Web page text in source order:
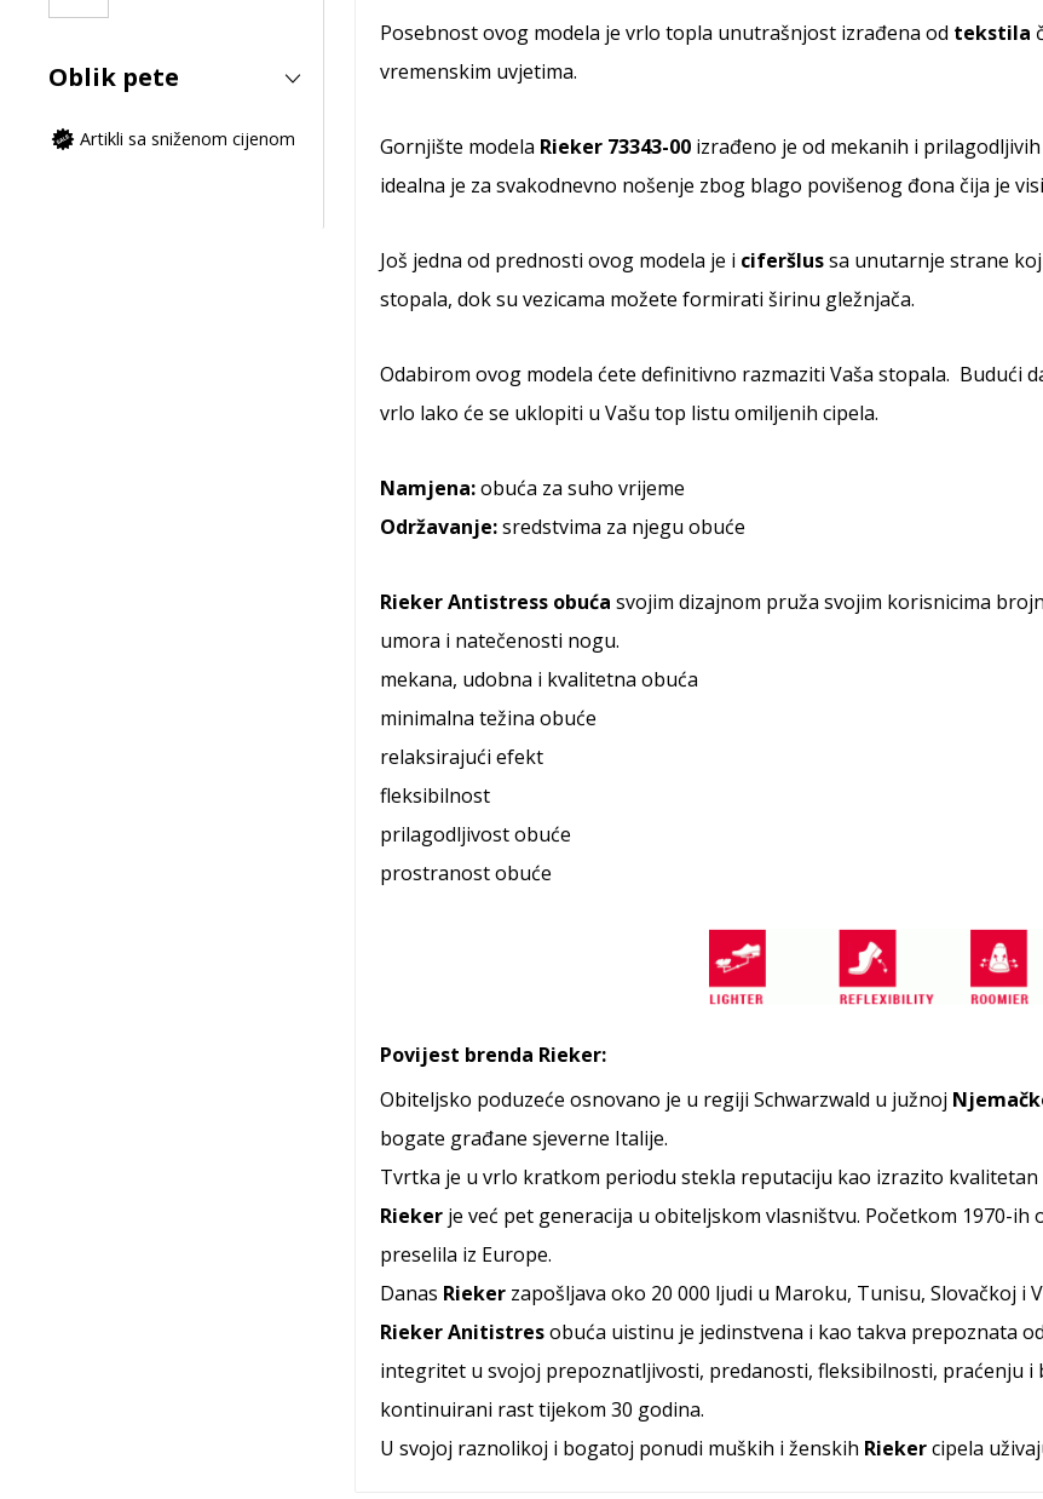
Posebnost ovog modela je vrlo topla unutrašnjost izrađena od tekstila
vremenskim uvjetima.
Gornjište modela Rieker 73343-00izrađeno je od mekanih i
idealna je za svakodnevno nošenje zbog blago povišenog đona čija je
Još jedna od prednosti ovog modela je i ciferšlussa unutarnje strane
stopala, dok su vezicama možete formirati širinu gležnjača.
Odabirom ovog modela ćete definitivno razmaziti Vaša stopala. Budući
vrlo lako će se uklopiti u Vašu top listu omiljenih cipela.
Namjena:obuća za suho vrijeme
Održavanje:sredstvima za njegu obuće
Rieker Antistress obuća svojim dizajnom pruža svojim korisnicima
umora i natečenosti nogu.
mekana, udobna i kvalitetna obuća
minimalna težina obuće
relaksirajući efekt
fleksibilnost
prilagodljivost obuće
prostranost obuće
Povijest brenda Rieker:
Obiteljsko poduzeće osnovano je u regiji Schwarzwald u južnoj
bogate građane sjeverne Italije.
Tvrtka je u vrlo kratkom periodu stekla reputaciju kao izrazito
Riekerje već pet generacija u obiteljskom vlasništvu. Početkom 1970-ih
preselila iz Europe.
Danas Riekerzapošljava oko 20 000 ljudi u Maroku, Tunisu, Slovačkoj i
Rieker Anitistresobuća uistinu je jedinstvena i kao takva prepoznata
integritet u svojoj prepoznatljivosti, predanosti, fleksibilnosti, praćenju
kontinuirani rast tijekom 30 godina.
U svojoj raznolikoj i bogatoj ponudi muških i ženskih Riekercipela
Oblik pete
Artikli sa sniženom cijenom